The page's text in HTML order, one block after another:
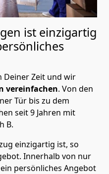
ist einzigartig
Deiner Zeit und wir
vereinfachen. Von den
Tür bis zu dem
seit 9 Jahren mit
B.
einzigartig ist, so
Innerhalb von nur
persönliches Angebot